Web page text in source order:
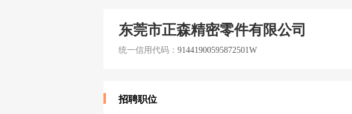
东莞市正森精密零件有限公司
统一信用代码： 91441900595872501W
招聘职位